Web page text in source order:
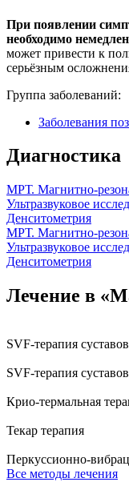
При появлении
необходимо
может привести к
серьёзным
Группа заболеваний:
Заболевания
Диагностика
МРТ. Магнитно-
Ультразвуковое
Денситометрия
МРТ. Магнитно-
Ультразвуковое
Денситометрия
Лечение в
SVF-терапия суставов
SVF-терапия суставов
Крио-термальная
Текар терапия
Перкуссионно-
Все методы лечения